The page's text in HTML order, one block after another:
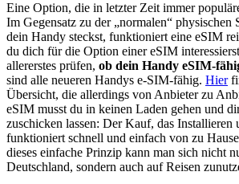
Eine Option, die in letzter Zeit immer
Im Gegensatz zu der „normalen“
dein Handy steckst, funktioniert eine eSIM
du dich für die Option einer eSIM
allererstes prüfen, ob dein Handy eSIM-
sind alle neueren Handys e-SIM-fähig. Hier
Übersicht, die allerdings von Anbieter zu
eSIM musst du in keinen Laden gehen und
zuschicken lassen: Der Kauf, das Installieren
funktioniert schnell und einfach von zu
dieses einfache Prinzip kann man sich nicht
Deutschland, sondern auch auf Reisen